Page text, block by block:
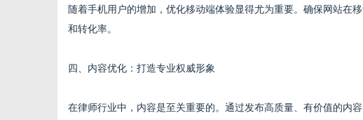
随着手机用户的增加，优化移动端体验显得尤为重要。确保网站在
和转化率。
四、内容优化：打造专业权威形象
在律师行业中，内容是至关重要的。通过发布高质量、有价值的内